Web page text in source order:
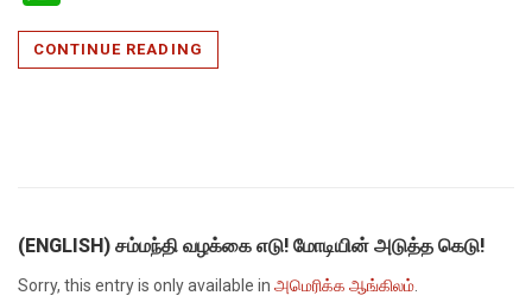
CONTINUE READING
(ENGLISH) சம்மந்தி வழக்கை எடு! மோடியின் அடுத்த கெடு!
Sorry, this entry is only available in அமெரிக்க ஆங்கிலம்